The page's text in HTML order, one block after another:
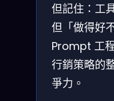
但記住：工
但「做得好
Prompt 工
行銷策略的
爭力。